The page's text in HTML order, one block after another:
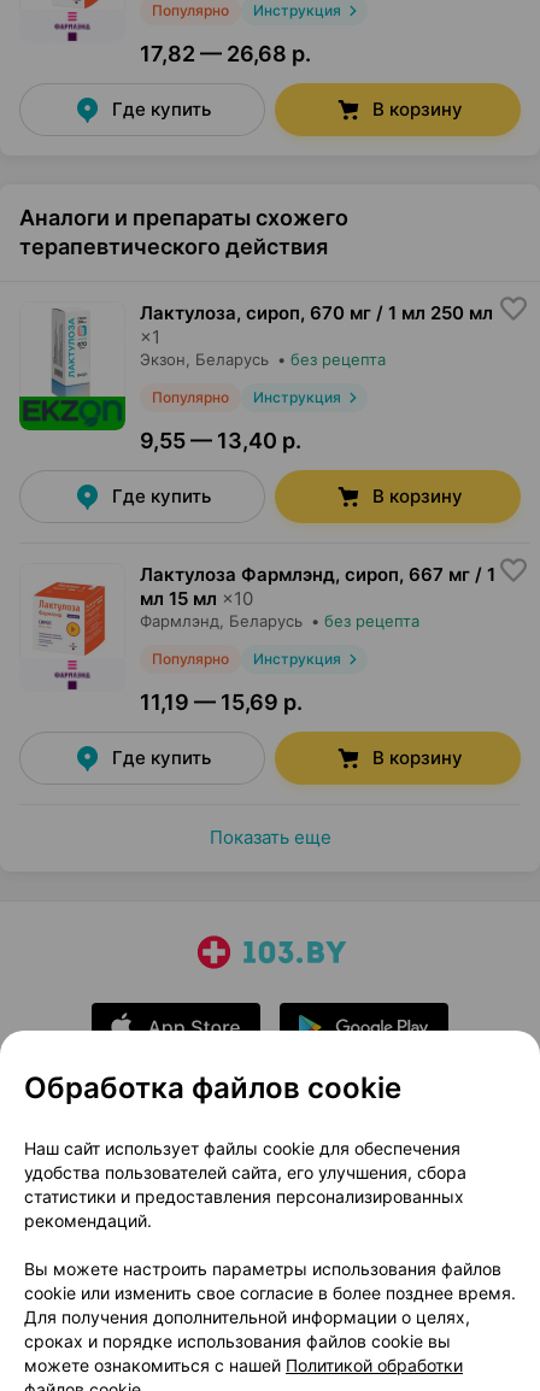
Популярно Инструкция
17,82 — 26,68 р.
Где купить В корзину
Аналоги и препараты схожего
терапевтического действия
Лактулоза, сироп, 670 мг / 1 мл 250 мл
×1
Экзон, Беларусь • без рецепта
Популярно Инструкция
9,55 — 13,40 р.
Где купить В корзину
Лактулоза Фармлэнд, сироп, 667 мг / 1
мл 15 мл ×10
Фармлэнд, Беларусь • без рецепта
Популярно Инструкция
11,19 — 15,69 р.
Где купить В корзину
Показать еще
О проекте
Новости проекта
Размещение рекламы
Медицинский маркетинг
Публичный договор
Доставка
Способы оплаты
Вакансии
Партнеры
Написать руководителю 103.by
Написать в поддержку
Персональные настройки Cookie
Обработка файлов cookie
Наш сайт использует файлы cookie для обеспечения
удобства пользователей сайта, его улучшения, сбора
статистики и предоставления персонализированных
рекомендаций.
Вы можете настроить параметры использования файлов
cookie или изменить свое согласие в более позднее время.
Для получения дополнительной информации о целях,
сроках и порядке использования файлов cookie вы
можете ознакомиться с нашей Политикой обработки